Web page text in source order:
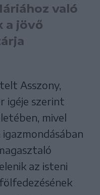
való
a jövő
Asszony,
igéje szerint
mivel
az isteni